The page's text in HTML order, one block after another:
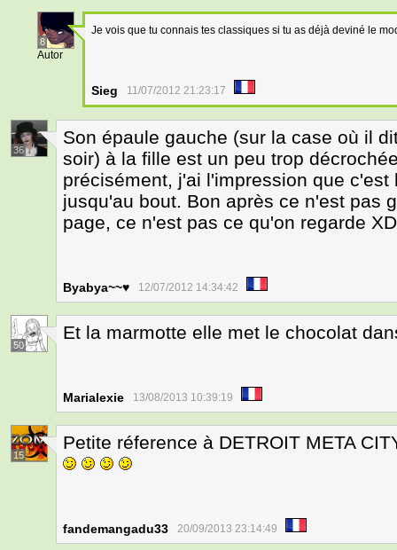
8
Autor
Je vois que tu connais tes classiques si tu as déjà deviné le
Sieg 11/07/2012 21:23:17
36
Son épaule gauche (sur la case où il
soir) à la fille est un peu trop
précisément, j'ai l'impression que
jusqu'au bout. Bon après ce n'est pas
page, ce n'est pas ce qu'on regarde XD
Byabya~~♥ 12/07/2012 14:34:42
50
Et la marmotte elle met le chocolat
Marialexie 13/08/2013 10:39:19
15
Petite réference à DETROIT META
fandemangadu33 20/09/2013 23:14:49